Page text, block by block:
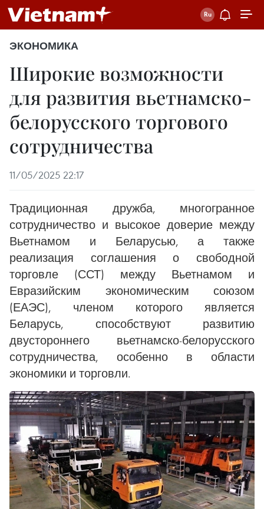
ЭКОНОМИКА
Широкие возможности
для развития вьетнамско-
белорусского торгового
сотрудничества
11/05/2025 22:17
Традиционная дружба, многогранное
сотрудничество и высокое доверие между
Вьетнамом и Беларусью, а также
реализация соглашения о свободной
торговле (ССТ) между Вьетнамом и
Евразийским экономическим союзом
(ЕАЭС), членом которого является
Беларусь, способствуют развитию
двустороннего вьетнамско-белорусского
сотрудничества, особенно в области
экономики и торговли.